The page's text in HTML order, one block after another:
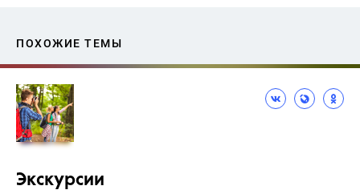
ПОХОЖИЕ ТЕМЫ
Экскурсии